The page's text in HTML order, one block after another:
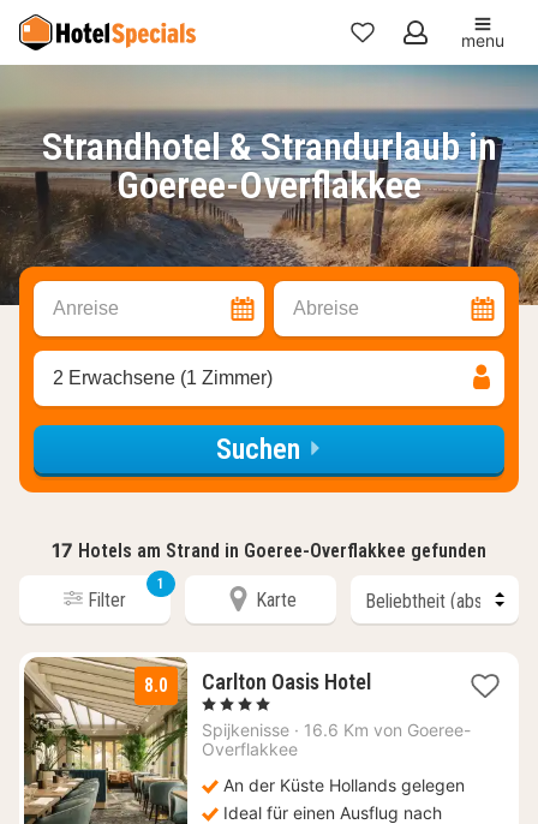
Meine
menu
Strandhotel & Strandurlaub in
Goeree-Overflakkee
Anreise Abreise
2 Erwachsene (1 Zimmer)
Suchen
17 Hotels am Strand in Goeree-Overflakkee gefunden
Filter
1
Karte
8.0 Carlton Oasis Hotel1
ab
, 4 Sterne
Spijkenisse · 16.6 Km von Goeree-
Overflakkee
An der Küste Hollands gelegen
Ideal für einen Ausflug nach